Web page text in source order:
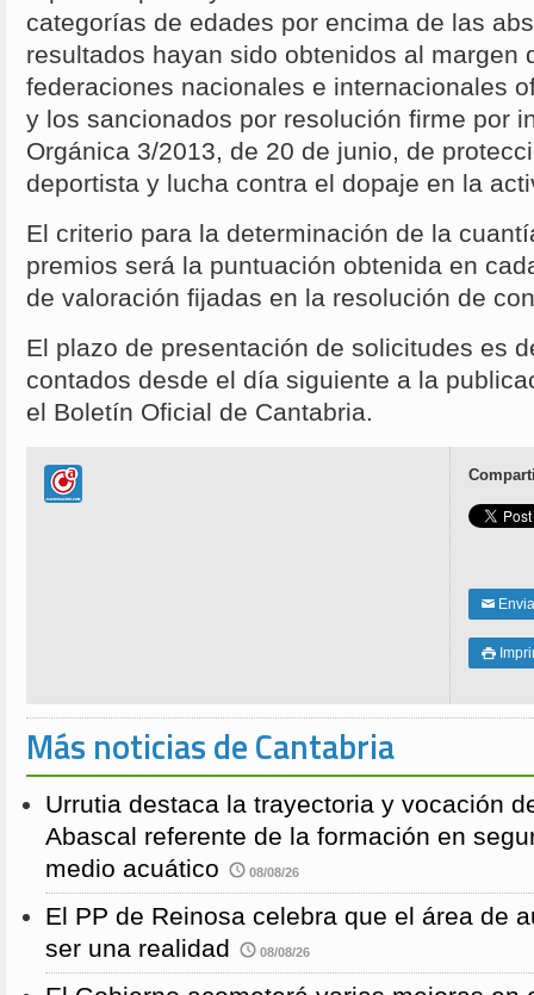
categorías de edades por encima de las
resultados hayan sido obtenidos al margen
federaciones nacionales e internacionales
y los sancionados por resolución firme por
Orgánica 3/2013, de 20 de junio, de
deportista y lucha contra el dopaje en la
El criterio para la determinación de la
premios será la puntuación obtenida en
de valoración fijadas en la resolución de
El plazo de presentación de solicitudes es
contados desde el día siguiente a la
el Boletín Oficial de Cantabria.
✉

Más noticias de Cantabria
Urrutia destaca la trayectoria y vocación
Abascal referente de la formación en
medio acuático
08/08/26
El PP de Reinosa celebra que el área de
ser una realidad
08/08/26